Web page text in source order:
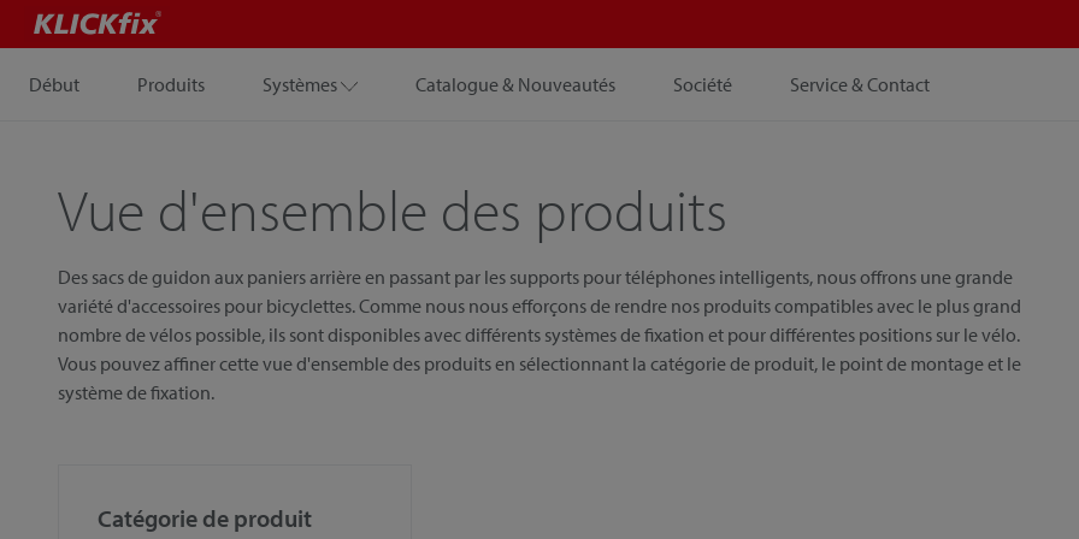
Début Produits Systèmes Catalogue & Nouveautés Société Service & Contact
Vue d'ensemble des produits
Des sacs de guidon aux paniers arrière en passant par les supports pour téléphones intelligents, nous offrons une grande
variété d'accessoires pour bicyclettes. Comme nous nous efforçons de rendre nos produits compatibles avec le plus grand
nombre de vélos possible, ils sont disponibles avec différents systèmes de fixation et pour différentes positions sur le vélo.
Vous pouvez affiner cette vue d'ensemble des produits en sélectionnant la catégorie de produit, le point de montage et le
système de fixation.
Catégorie de produit